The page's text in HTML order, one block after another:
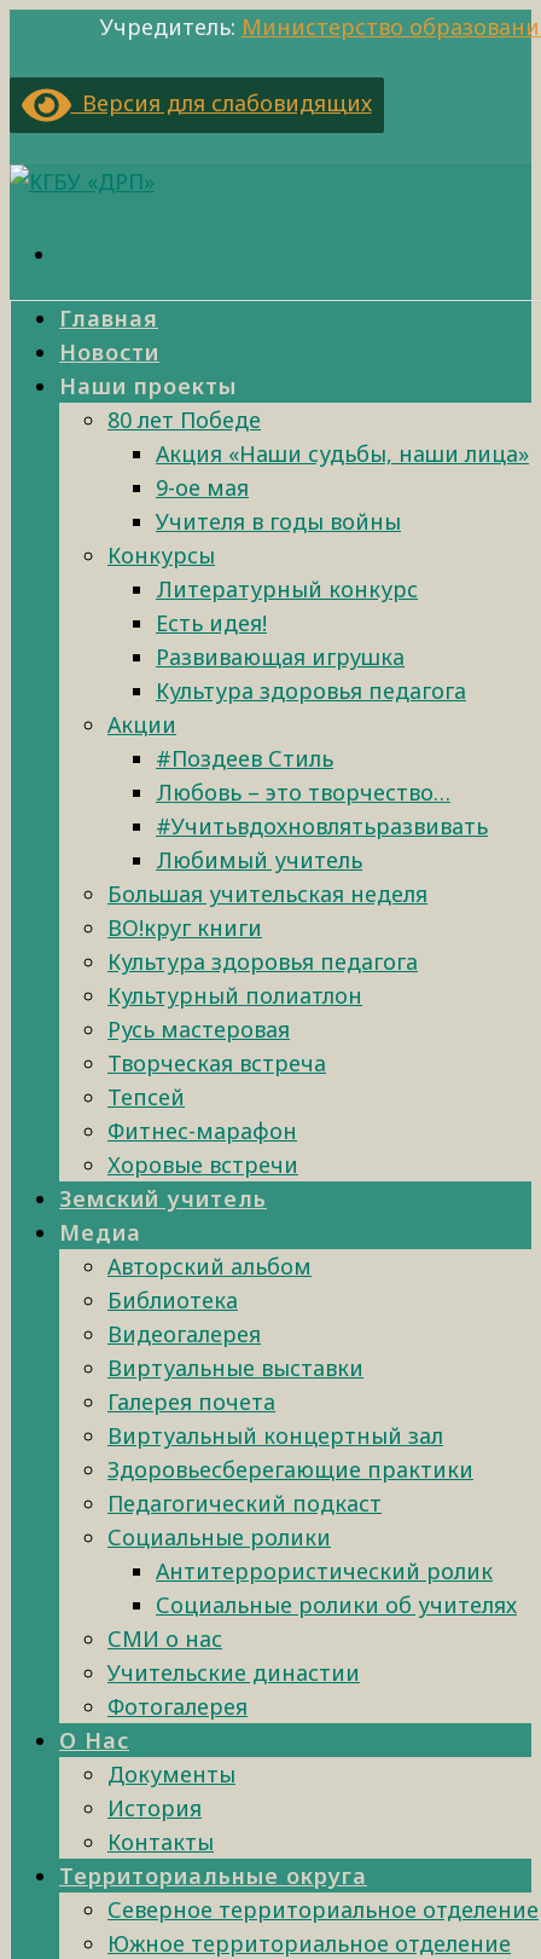
Учредитель: Министерство
Версия для слабовидящих
Главная
Новости
Наши проекты
80 лет Победе
Акция «Наши судьбы, наши лица»
9-ое мая
Учителя в годы войны
Конкурсы
Литературный конкурс
Есть идея!
Развивающая игрушка
Культура здоровья педагога
Акции
#Поздеев Стиль
Любовь – это творчество…
#Учитьвдохновлятьразвивать
Любимый учитель
Большая учительская неделя
ВО!круг книги
Культура здоровья педагога
Культурный полиатлон
Русь мастеровая
Творческая встреча
Тепсей
Фитнес-марафон
Хоровые встречи
Земский учитель
Медиа
Авторский альбом
Библиотека
Видеогалерея
Виртуальные выставки
Галерея почета
Виртуальный концертный зал
Здоровьесберегающие практики
Педагогический подкаст
Социальные ролики
Антитеррористический ролик
Социальные ролики об учителях
СМИ о нас
Учительские династии
Фотогалерея
О Нас
Документы
История
Контакты
Территориальные округа
Северное территориальное отделение
Южное территориальное отделение